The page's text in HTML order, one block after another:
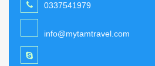
0337541979
info@mytamtravel.com